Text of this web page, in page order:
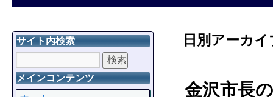
日別アーカ
金沢市長
サイト内検索
メインコンテンツ